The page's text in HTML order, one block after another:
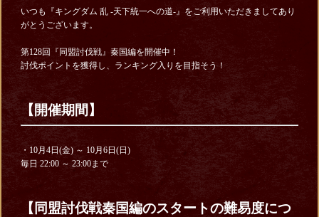
いつも『キングダム 乱 -天下統一への道-』をご利用いただきましてあり
がとうございます。
第128回『同盟討伐戦』秦国編を開催中！
討伐ポイントを獲得し、ランキング入りを目指そう！
【開催期間】
・10月4日(金) ～ 10月6日(日)
毎日 22:00 ～ 23:00まで
【同盟討伐戦秦国編のスタートの難易度につ